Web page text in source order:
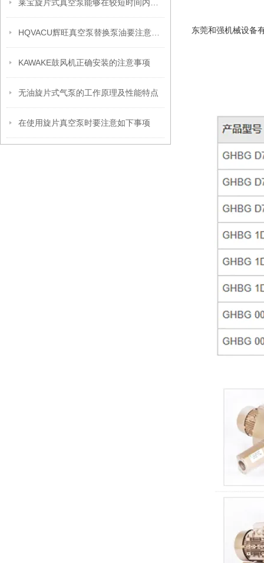
KAWAKE鼓风机正确安装的注意事项
无油旋片式气泵的工作原理及性能特点
在使用旋片真空泵时要注意如下事项
东莞和强机械设备